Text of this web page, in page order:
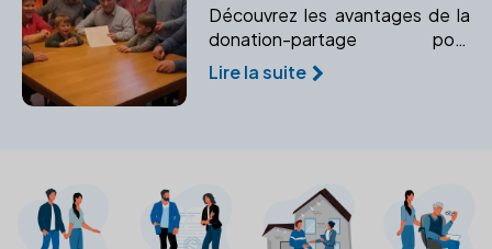
Découvrez les avantages de la
donation-partage pour
organiser une répartition
équitable des biens et éviter les
Lire la suite